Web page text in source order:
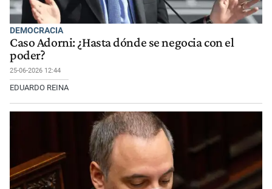
DEMOCRACIA
Caso Adorni: ¿Hasta dónde se negocia con el
poder?
25-06-2026 12:44
EDUARDO REINA